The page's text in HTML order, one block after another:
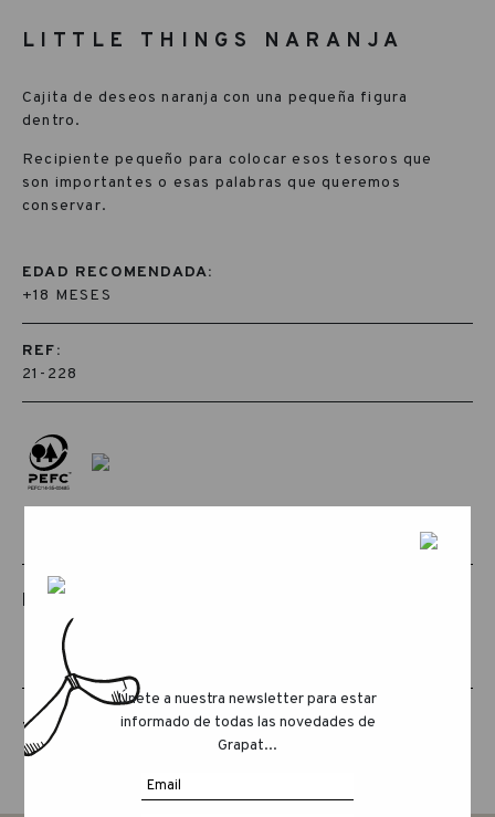
LITTLE THINGS NARANJA
Cajita de deseos naranja con una pequeña figura
dentro.
Recipiente pequeño para colocar esos tesoros que
son importantes o esas palabras que queremos
conservar.
EDAD RECOMENDADA:
+18 MESES
REF:
21-228
PRODUCTOS RELACIONADOS
THE ANIMAL CREW
Únete a nuestra newsletter para estar
informado de todas las novedades de
Grapat...